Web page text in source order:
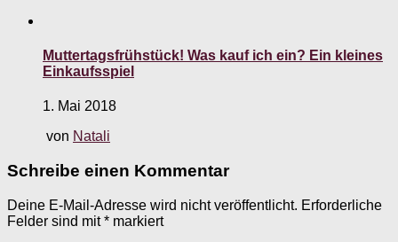
Muttertagsfrühstück! Was kauf ich ein? Ein kleines
Einkaufsspiel
1. Mai 2018
von Natali
Schreibe einen Kommentar
Deine E-Mail-Adresse wird nicht veröffentlicht. Erforderliche
Felder sind mit* markiert